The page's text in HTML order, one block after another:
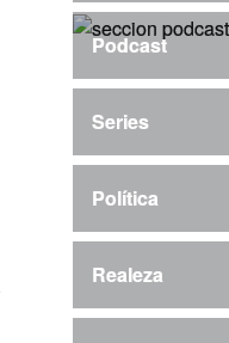
Podcast
Series
Política
Realeza